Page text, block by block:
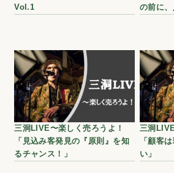
Vol.1
の前に
三洞LIVE〜楽しく売ろうよ！
「見込み客発見の『原則』を知
るチャンス！」
三洞
「顧客
い」